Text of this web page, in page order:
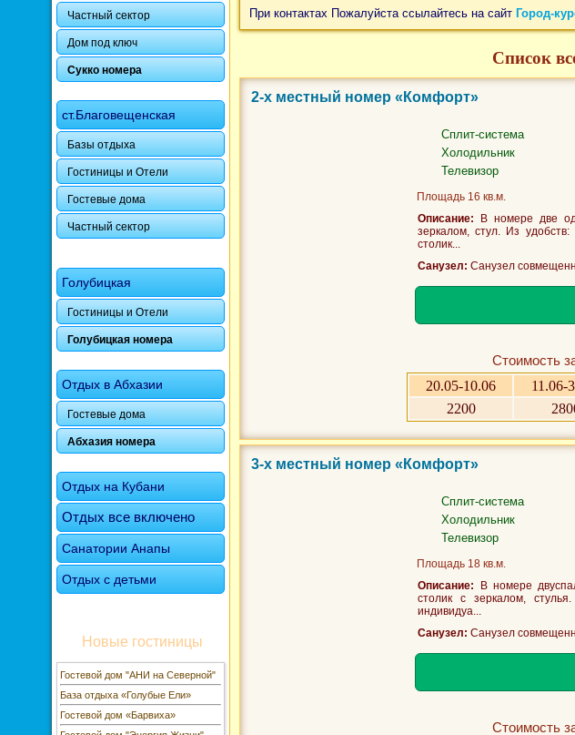
Частный сектор
Дом под ключ
Сукко номера
ст.Благовещенская
Базы отдыха
Гостиницы и Отели
Гостевые дома
Частный сектор
Голубицкая
Гостиницы и Отели
Голубицкая номера
Отдых в Абхазии
Гостевые дома
Абхазия номера
Отдых на Кубани
Отдых все включено
Санатории Анапы
Отдых с детьми
Новые гостиницы
Гостевой дом "АНИ на Северной"
База отдыха «Голубые Ели»
Гостевой дом «Барвиха»
При контактах Пожалуйста ссылайтесь на сайт Город-
Список
2-х местный номер «Комфорт»
Сплит-система
Холодильник
Телевизор
Площадь 16 кв.м.
Описание: В номере две
зеркалом, стул. Из
столик...
Санузел: Санузел
Стоимость
20.05-10.06
11.06-
2200
3-х местный номер «Комфорт»
Сплит-система
Холодильник
Телевизор
Площадь 18 кв.м.
Описание: В номере
столик с зеркалом,
индивидуа...
Санузел: Санузел
Стоимость